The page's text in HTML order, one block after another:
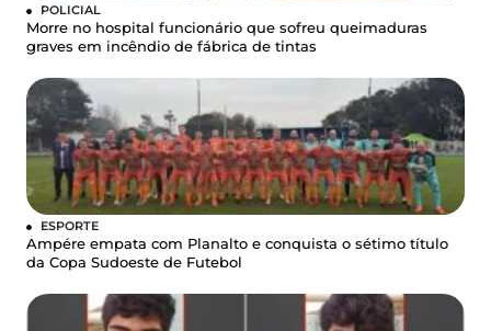
POLICIAL
Morre no hospital funcionário que sofreu queimaduras
graves em incêndio de fábrica de tintas
ESPORTE
Ampére empata com Planalto e conquista o sétimo título
da Copa Sudoeste de Futebol